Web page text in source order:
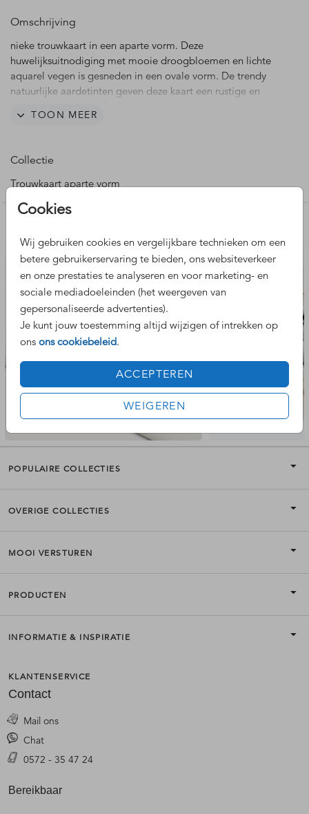
Cookies
Wij gebruiken cookies en vergelijkbare technieken om een
betere gebruikerservaring te bieden, ons websiteverkeer
en onze prestaties te analyseren en voor marketing- en
sociale mediadoeleinden (het weergeven van
gepersonaliseerde advertenties).
Je kunt jouw toestemming altijd wijzigen of intrekken op
ons ons cookiebeleid.
ACCEPTEREN
WEIGEREN
Omschrijving
nieke trouwkaart in een aparte vorm. Deze
huwelijksuitnodiging met mooie droogbloemen en lichte
aquarel vegen is gesneden in een ovale vorm. De trendy
natuurlijke aardetinten geven deze kaart een rustige en
aanpassen in de editor. Hulp nodig? We helpen je graag.
de gekozen kaartformaat, de uitgestanste kaart die je
ontvangt kan dus een stukje kleiner zijn dan het bestelde
TOON MEER
Collectie
Trouwkaart aparte vorm
sluitzegels
POPULAIRE COLLECTIES
OVERIGE COLLECTIES
MOOI VERSTUREN
PRODUCTEN
INFORMATIE & INSPIRATIE
KLANTENSERVICE
Contact
Mail ons
Chat
0572 - 35 47 24
Bereikbaar